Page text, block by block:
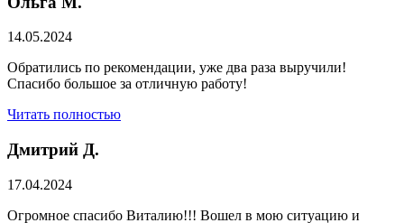
14.05.2024
Обратились по рекомендации, уже два раза выручили!
Спасибо большое за отличную работу!
Читать полностью
Дмитрий Д.
17.04.2024
Огромное спасибо Виталию!!! Вошел в мою ситуацию и